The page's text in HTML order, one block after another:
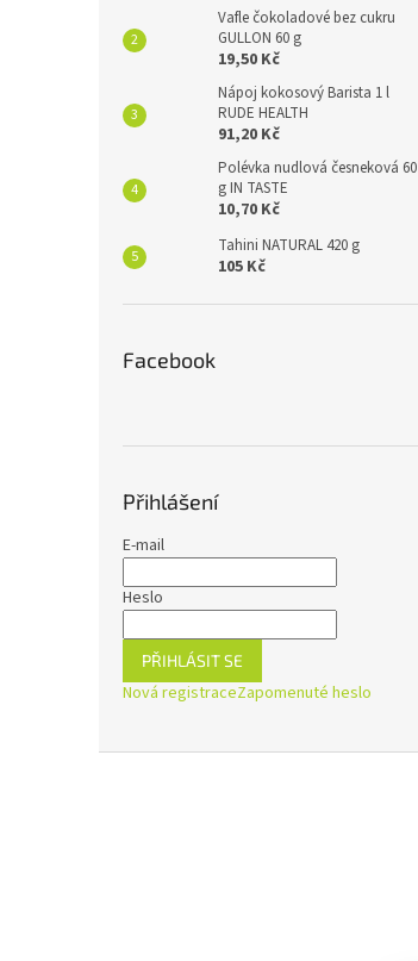
Vafle čokoladové bez cukru
GULLON 60 g
19,50 Kč
Nápoj kokosový Barista 1 l
RUDE HEALTH
91,20 Kč
Polévka nudlová česneková 60
g IN TASTE
10,70 Kč
Tahini NATURAL 420 g
105 Kč
Facebook
Přihlášení
E-mail
Heslo
PŘIHLÁSIT SE
Nová registraceZapomenuté heslo